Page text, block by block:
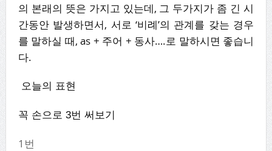
의 본래의 뜻은 가지고 있는데, 그 두가지가 좀 긴 시
간동안 발생하면서, 서로 ‘비례’의 관계를 갖는 경우
를 말하실 때, as + 주어 + 동사….로 말하시면 좋습니
다.
오늘의 표현
꼭 손으로 3번 써보기
1번